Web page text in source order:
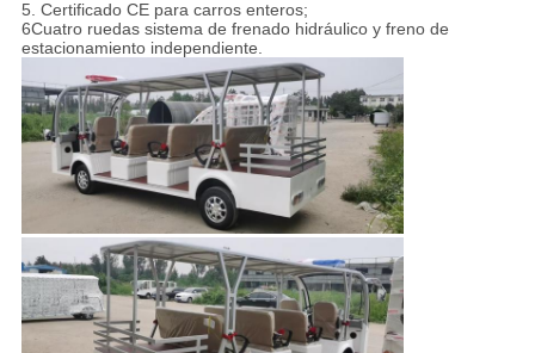
5. Certificado CE para carros enteros;
6Cuatro ruedas sistema de frenado hidráulico y freno de
estacionamiento independiente.